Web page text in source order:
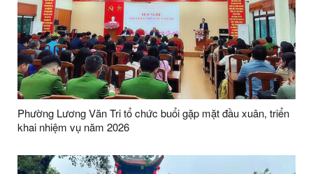
Phường Lương Văn Tri tổ chức buổi gặp mặt đầu xuân, triển
khai nhiệm vụ năm 2026